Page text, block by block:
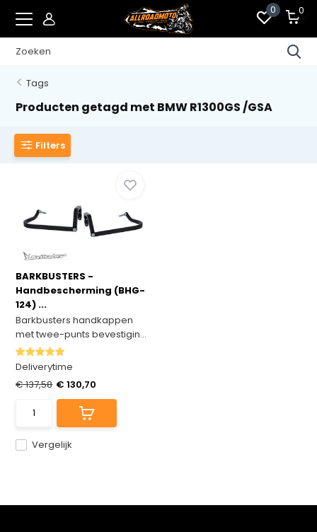
0 0
Tags
Producten getagd met BMW R1300GS /GSA
Filters
BARKBUSTERS -
Handbescherming (BHG-
124) ...
Barkbusters handkappen
met twee-punts bevestigin...
Deliverytime
Vergelijk
€ 137,58 € 130,70